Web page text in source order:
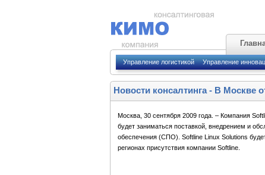
Управление логистикой Управление
Новости консалтинга- В Москве
Москва, 30 сентября 2009 года. – Компания
будет заниматься поставкой, внедрением и
обеспечения (СПО). Softline Linux Solutions
регионах присутствия компании Softline.